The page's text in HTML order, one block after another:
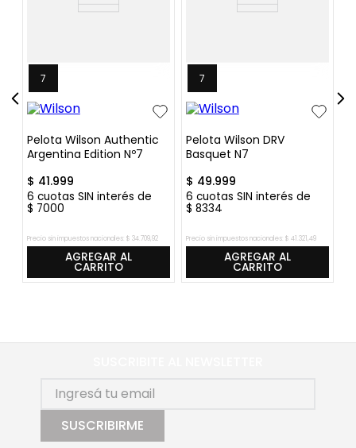
7
Pelota Wilson Authentic
Argentina Edition Nº7
$ 41.999
6 cuotas SIN interés de
$ 7000
Precio sin impuestos nacionales: $ 34.709,92
AGREGAR AL
CARRITO
7
Pelota Wilson DRV
Basquet N7
$ 49.999
6 cuotas SIN interés de
$ 8334
Precio sin impuestos nacionales: $ 41 321,49
AGREGAR AL
CARRITO
SUSCRIBIRME